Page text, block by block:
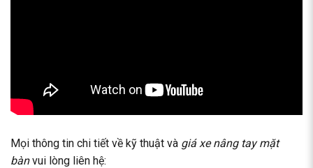
Mọi thông tin chi tiết về kỹ thuật và giá xe nâng tay mặt
bànvui lòng liên hệ: